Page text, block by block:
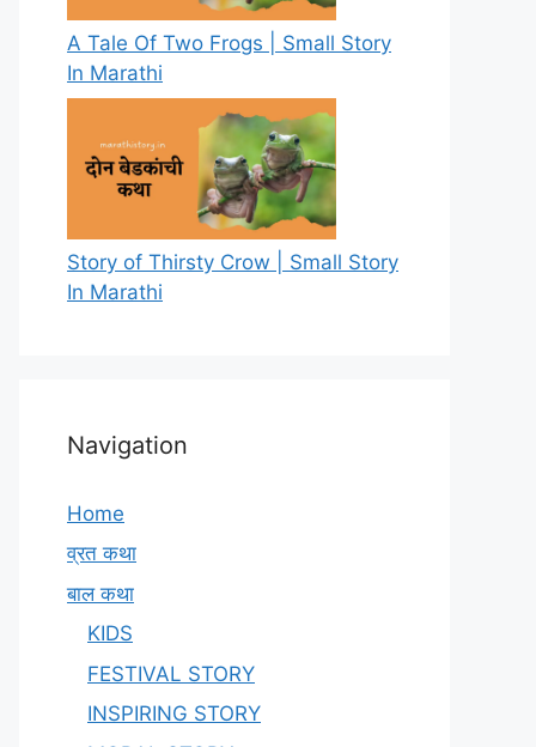
A Tale Of Two Frogs | Small Story
In Marathi
Story of Thirsty Crow | Small Story
In Marathi
Navigation
Home
व्रत कथा
बाल कथा
KIDS
FESTIVAL STORY
INSPIRING STORY